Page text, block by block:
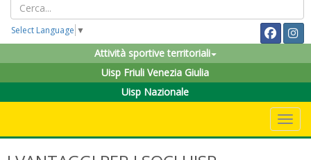
Select Language ▼
Attività sportive territoriali
Uisp Friuli Venezia Giulia
Uisp Nazionale